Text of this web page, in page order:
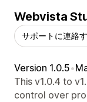
Webvista
サポートに連絡
Version 1.0.5•
This v1.0.4 to
control over